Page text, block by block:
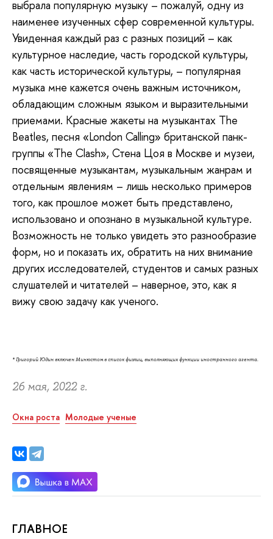
выбрала популярную музыку – пожалуй, одну из
наименее изученных сфер современной культуры.
Увиденная каждый раз с разных позиций – как
культурное наследие, часть городской культуры,
как часть исторической культуры, – популярная
музыка мне кажется очень важным источником,
обладающим сложным языком и выразительными
приемами. Красные жакеты на музыкантах The
Beatles, песня «London Calling» британской панк-
группы «The Clash», Стена Цоя в Москве и музеи,
посвященные музыкантам, музыкальным жанрам и
отдельным явлениям – лишь несколько примеров
того, как прошлое может быть представлено,
использовано и опознано в музыкальной культуре.
Возможность не только увидеть это разнообразие
форм, но и показать их, обратить на них внимание
других исследователей, студентов и самых разных
слушателей и читателей – наверное, это, как я
вижу свою задачу как ученого.
* Григорий Юдин включен Минюстом в список физлиц, выполняющих функции иностранного агента.
26 мая, 2022 г.
Окна роста Молодые ученые
ГЛАВНОЕ